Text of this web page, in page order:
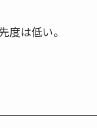
は低い。